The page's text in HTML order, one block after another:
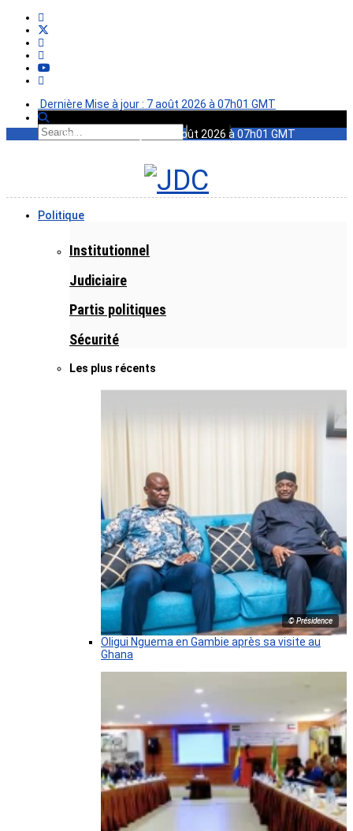
Dernière Mise à jour : 7 août 2026 à 07h01 GMT
Dernière Mise à jour : 7 août 2026 à 07h01 GMT
Politique
Institutionnel
Judiciaire
Partis politiques
Sécurité
Les plus récents
© Présidence
Oligui Nguema en Gambie après sa visite au
Ghana